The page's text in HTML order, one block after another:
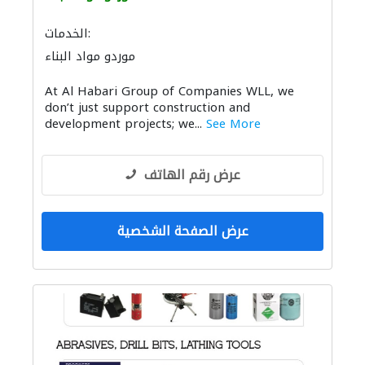
الخدمات:
موردو مواد البناء
At Al Habari Group of Companies WLL, we
don’t just support construction and
development projects; we... See More
عرض رقم الهاتف
عرض الصفحة الشخصية